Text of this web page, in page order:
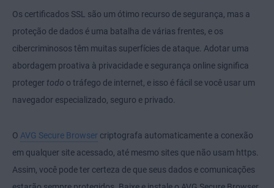
Os certificados SSL são um ótimo recurso de segurança, mas a
proteção de dados é uma batalha de várias frentes, e os
cibercriminosos têm muitas superfícies de ataque. Adotar uma
abordagem proativa à privacidade e segurança online significa
proteger todo o tráfego de internet, e isso é fácil se você usar um
navegador especializado, seguro e privado.
O AVG Secure Browser criptografa automaticamente a conexão
em qualquer site acessado, até mesmo sites que não usam https.
Assim, você pode ter certeza de que seus dados e comunicações